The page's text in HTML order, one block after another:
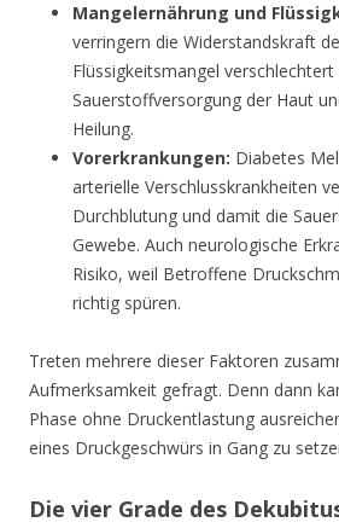
Mangelernährung und
verringern die Widerstandskraft
Flüssigkeitsmangel
Sauerstoffversorgung der Haut
Heilung.
Vorerkrankungen: Diabetes
arterielle Verschlusskrankheiten
Durchblutung und damit die
Gewebe. Auch neurologische
Risiko, weil Betroffene
richtig spüren.
Treten mehrere dieser Faktoren
Aufmerksamkeit gefragt. Denn dann
Phase ohne Druckentlastung
eines Druckgeschwürs in Gang zu
Die vier Grade des